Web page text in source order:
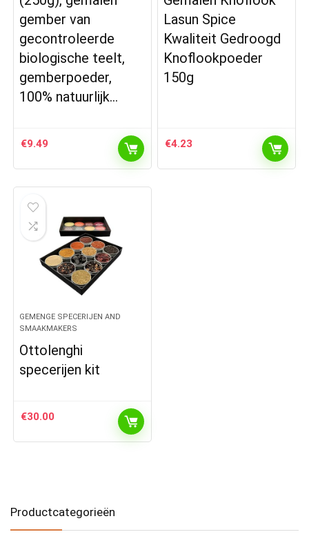
gember van
gecontroleerde
biologische teelt,
gemberpoeder,
100% natuurlijk…
€9.49
Lasun Spice
Kwaliteit Gedroogd
Knoflookpoeder
150g
€4.23
GEMENGE SPECERIJEN AND
SMAAKMAKERS
Ottolenghi
specerijen kit
€30.00
Productcategorieën